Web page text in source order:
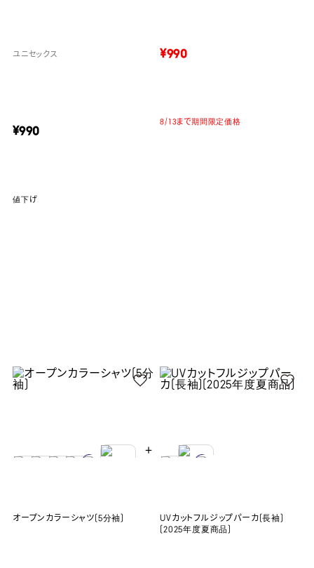
ユニセックス
¥990
値下げ
¥990
8/13まで期間限定価格
＋
オープンカラーシャツ(5分袖)
UVカットフルジップパーカ(長袖)
(2025年度夏商品)